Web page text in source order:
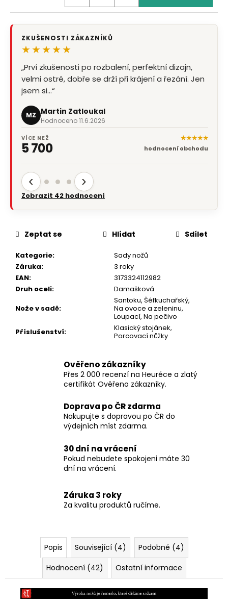
ZKUŠENOSTI ZÁKAZNÍKŮ
★★★★★
„Prví zkušenosti po rozbalení, perfektní dizajn,
velmi ostré, dobře se drží při krájení a řezání. Jen
jsem si…“
MZ Martin Zatloukal
Hodnoceno 11.6.2026
VÍCE NEŽ
5 700
★★★★★
hodnocení obchodu
‹ ›
Zobrazit 42 hodnocení
Kategorie:
Sady nožů
Záruka:
3 roky
EAN:
3173324112982
Druh oceli:
Damašková
Nože v sadě:
Santoku, Šéfkuchařský,
Na ovoce a zeleninu,
Loupací, Na pečivo
Příslušenství: Klasický stojánek,
Porcovací nůžky
Zeptat se Hlídat Sdílet
Ověřeno zákazníky
Přes 2 000 recenzí na Heuréce a zlatý
certifikát Ověřeno zákazníky.
Doprava po ČR zdarma
Nakupujte s dopravou po ČR do
výdejních míst zdarma.
30 dní na vrácení
Pokud nebudete spokojeni máte 30
dní na vrácení.
Záruka 3 roky
Za kvalitu produktů ručíme.
Popis Související (4)
Podobné (4)
Hodnocení (42)
Ostatní informace